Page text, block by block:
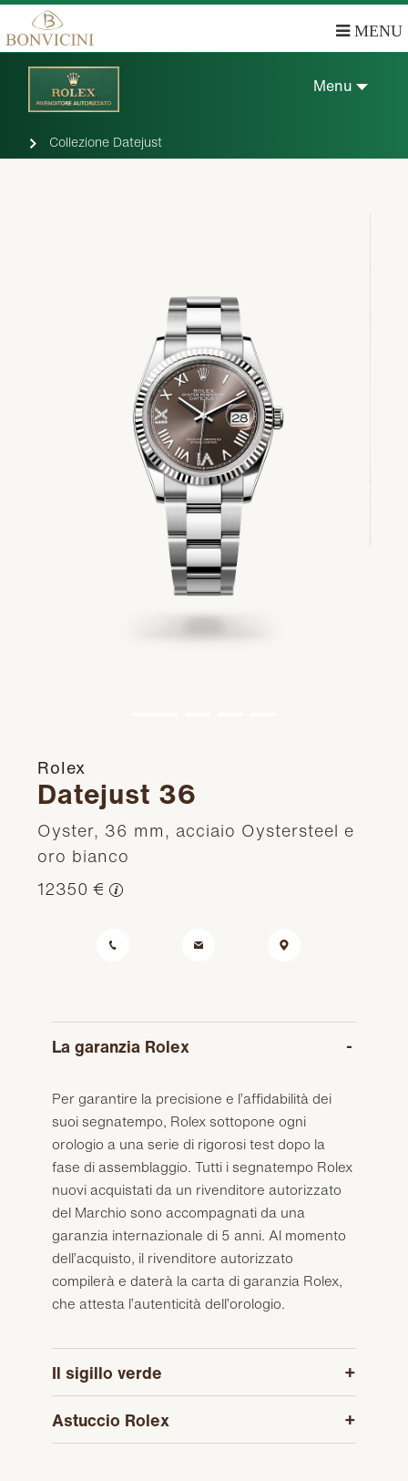
MENU
Menu
Collezione Datejust
Rolex
Datejust 36
Oyster, 36 mm, acciaio Oystersteel e
oro bianco
12350 €
La garanzia Rolex
Per garantire la precisione e l’affidabilità dei
suoi segnatempo, Rolex sottopone ogni
orologio a una serie di rigorosi test dopo la
fase di assemblaggio. Tutti i segnatempo Rolex
nuovi acquistati da un rivenditore autorizzato
del Marchio sono accompagnati da una
garanzia internazionale di 5 anni. Al momento
dell’acquisto, il rivenditore autorizzato
compilerà e daterà la carta di garanzia Rolex,
che attesta l’autenticità dell’orologio.
Il sigillo verde
Astuccio Rolex